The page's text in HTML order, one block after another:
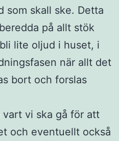
som skall ske. Detta
på allt stök
lite oljud i huset, i
när allt det
bort och forslas
vi ska gå för att
och eventuellt också